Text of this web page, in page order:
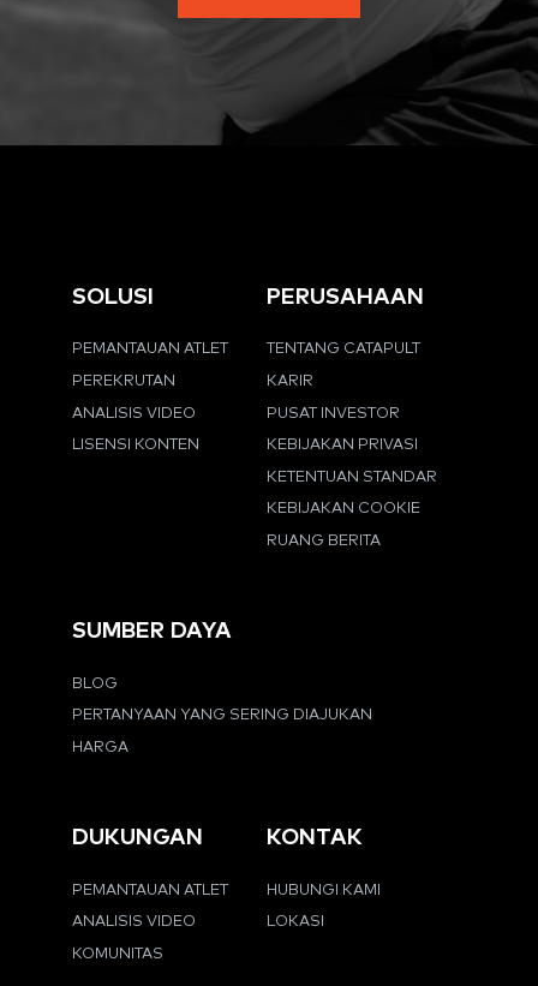
SOLUSI
PEMANTAUAN ATLET
PEREKRUTAN
ANALISIS VIDEO
LISENSI KONTEN
PERUSAHAAN
TENTANG CATAPULT
KARIR
PUSAT INVESTOR
KEBIJAKAN PRIVASI
KETENTUAN STANDAR
KEBIJAKAN COOKIE
RUANG BERITA
SUMBER DAYA
BLOG
PERTANYAAN YANG SERING DIAJUKAN
HARGA
DUKUNGAN
PEMANTAUAN ATLET
ANALISIS VIDEO
KOMUNITAS
KONTAK
HUBUNGI KAMI
LOKASI